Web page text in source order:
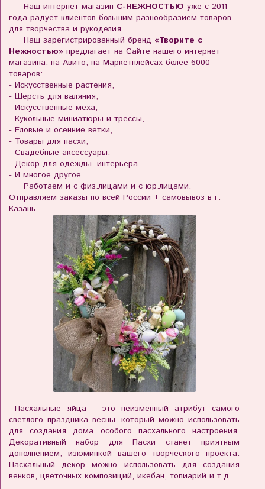
Наш интернет-магазин С-НЕЖНОСТЬЮ уже с 2011
года радует клиентов большим разнообразием товаров
для творчества и рукоделия.
Наш зарегистрированный бренд «Творите с
Нежностью» предлагает на Сайте нашего интернет
магазина, на Авито, на Маркетплейсах более 6000
товаров:
- Искусственные растения,
- Шерсть для валяния,
- Искусственные меха,
- Кукольные миниатюры и трессы,
- Еловые и осенние ветки,
- Товары для пасхи,
- Свадебные аксессуары,
- Декор для одежды, интерьера
- И многое другое.
Работаем и с физ.лицами и с юр.лицами.
Отправляем заказы по всей России + самовывоз в г.
Казань.
Пасхальные яйца – это неизменный атрибут самого
светлого праздника весны, который можно использовать
для создания дома особого пасхального настроения.
Декоративный набор для Пасхи станет приятным
дополнением, изюминкой вашего творческого проекта.
Пасхальный декор можно использовать для создания
венков, цветочных композиций, икебан, топиарий и т.д.